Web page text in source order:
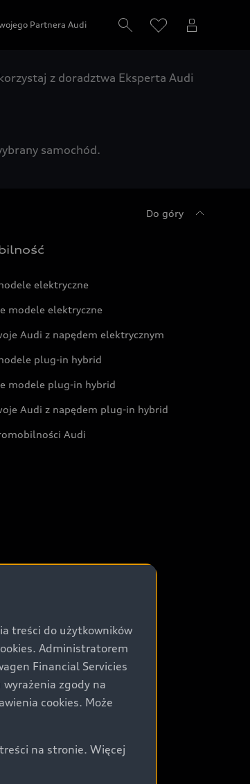
Partnera Audi
z doradztwa Eksperta Audi
samochód.
Do góry
elektryczne
modele elektryczne
Audi z napędem elektrycznym
plug-in hybrid
modele plug-in hybrid
Audi z napędem plug-in hybrid
Audi
treści do użytkowników
Administratorem
Financial Servicies
zgody na
cookies. Może
na stronie. Więcej